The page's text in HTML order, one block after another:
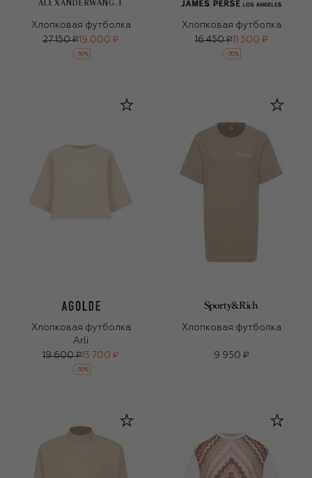
ALEXANDERWANG.T
Хлопковая футболка
27 150 ₽ 19 000 ₽
-30%
Хлопковая футболка
16 450 ₽11 500 ₽
-30%
Хлопковая футболка
Arli
19 600 ₽ 13 700 ₽
-30%
Хлопковая футболка
9 950 ₽